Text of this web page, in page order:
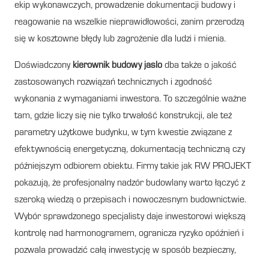
ekip wykonawczych, prowadzenie dokumentacji budowy i
reagowanie na wszelkie nieprawidłowości, zanim przerodzą
się w kosztowne błędy lub zagrożenie dla ludzi i mienia.
Doświadczony kierownik budowy jaslo dba także o jakość
zastosowanych rozwiązań technicznych i zgodność
wykonania z wymaganiami inwestora. To szczególnie ważne
tam, gdzie liczy się nie tylko trwałość konstrukcji, ale też
parametry użytkowe budynku, w tym kwestie związane z
efektywnością energetyczną, dokumentacją techniczną czy
późniejszym odbiorem obiektu. Firmy takie jak RW PROJEKT
pokazują, że profesjonalny nadzór budowlany warto łączyć z
szeroką wiedzą o przepisach i nowoczesnym budownictwie.
Wybór sprawdzonego specjalisty daje inwestorowi większą
kontrolę nad harmonogramem, ogranicza ryzyko opóźnień i
pozwala prowadzić całą inwestycję w sposób bezpieczny,